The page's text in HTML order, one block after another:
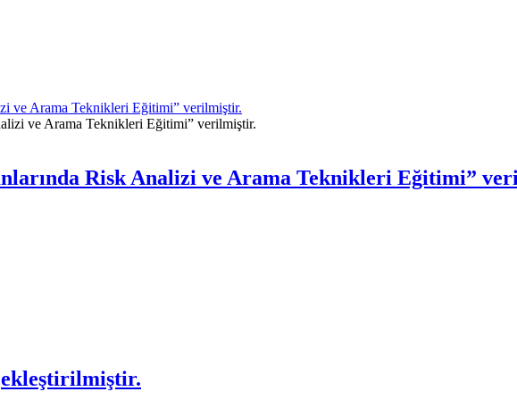
ve Arama Teknikleri Eğitimi” verilmiştir.
Risk Analizi ve Arama Teknikleri Eğitimi”